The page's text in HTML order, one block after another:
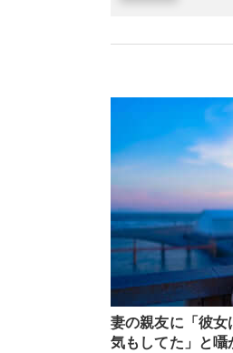
妻の親友に「彼女
気もしてた」と